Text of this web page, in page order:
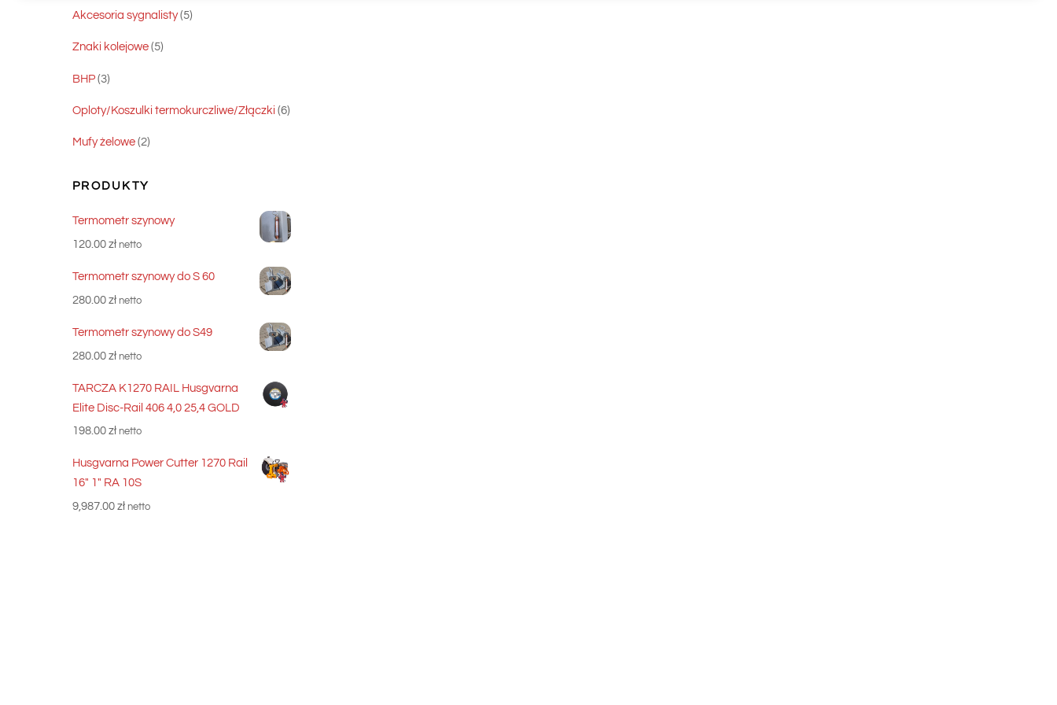
Akcesoria sygnalisty 55
Znaki kolejowe 55
BHP 33
Oploty/Koszulki termokurczliwe/Złączki 66
Mufy żelowe 22
PRODUKTY
Termometr szynowy
120.00 zł netto
Termometr szynowy do S 60
280.00 zł netto
Termometr szynowy do S49
280.00 zł netto
TARCZA K1270 RAIL Husgvarna
Elite Disc-Rail 406 4,0 25,4 GOLD
198.00 zł netto
Husgvarna Power Cutter 1270 Rail
16" 1" RA 10S
9,987.00 zł netto